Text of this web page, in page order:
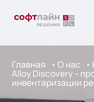
Главная О нас
Alloy Discovery –
инвентаризации